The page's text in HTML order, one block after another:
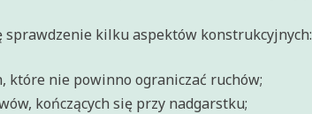
sprawdzenie kilku aspektów konstrukcyjnych:
które nie powinno ograniczać ruchów;
kończących się przy nadgarstku;